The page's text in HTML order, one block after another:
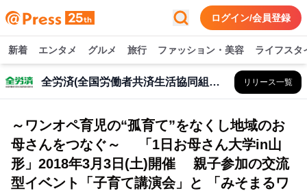
ログイン/会員登録
新着 エンタメ グルメ 旅行 ファッション・美容 ライフスタ
全労済(全国労働者共済生活協同組合連合会)、お母さん大学 リリース一覧
～ワンオペ育児の“孤育て”をなくし地域のお
母さんをつなぐ～ 「1日お母さん大学in山
形」2018年3月3日(土)開催 親子参加の交流
型イベント「子育て講演会」と 「みそまるワ